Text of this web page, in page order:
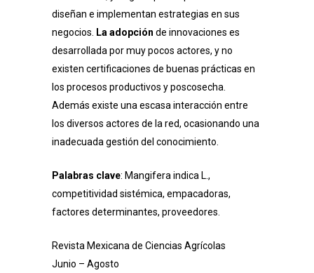
diseñan e implementan estrategias en sus
negocios.
La adopción de innovaciones es
desarrollada por muy pocos actores, y no
existen certificaciones de buenas prácticas en
los procesos productivos y poscosecha.
Además existe una escasa interacción entre
los diversos actores de la red, ocasionando una
inadecuada gestión del conocimiento.
Palabras clave: Mangifera indica L.,
competitividad sistémica, empacadoras,
factores determinantes, proveedores.
Revista Mexicana de Ciencias Agrícolas
Junio – Agosto